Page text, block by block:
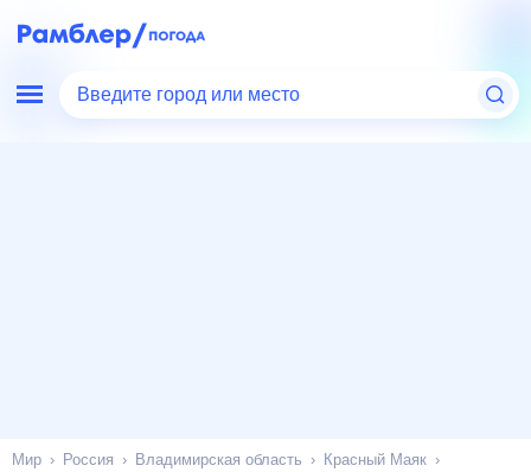
Введите город или место
Мир Россия Владимирская область
Красный Маяк